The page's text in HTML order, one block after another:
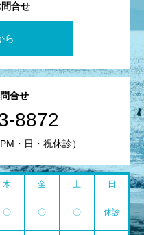
合せ
ら
合せ
8872
・日・祝休診）
木 金 土 日
〇 〇 〇 休診